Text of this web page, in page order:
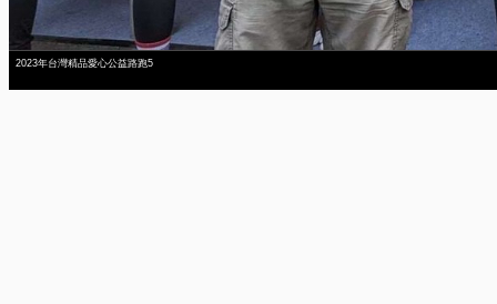
2023年台灣精品愛心公益路跑5